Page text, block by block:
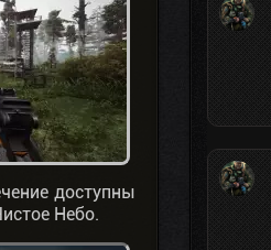
доступны
Небо.